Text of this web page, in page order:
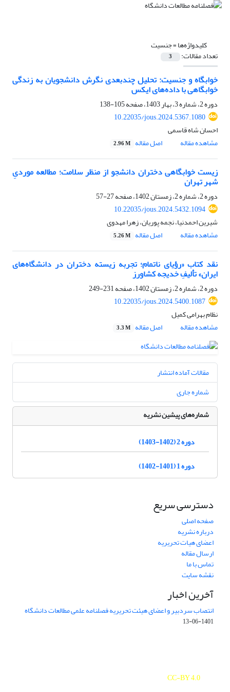
کلیدواژه‌ها =جنسیت
تعداد مقالات: 3
خوابگاه و جنسیت: تحلیل چندبعدی نگرش دانشجویان به زندگی
خوابگاهی با داده‌های ایکس
دوره 2، شماره 3، بهار 1403، صفحه
105-138
10.22035/jous.2024.5367.1080
احسان شاه قاسمی
مشاهده مقاله
اصل مقاله 2.96 M
زیست خوابگاهی دختران دانشجو از منظر سلامت؛ مطالعه موردیِ
شهر تهران
دوره 2، شماره 2، زمستان 1402، صفحه
27-57
10.22035/jous.2024.5432.1094
شیرین احمدنیا، نجمه پوریان، زهرا مهدوی
مشاهده مقاله
اصل مقاله 5.26 M
نقد کتاب «رؤیای ناتمام؛ تجربه زیسته دختران در دانشگاه‌های
ایران» تألیفِ خدیجه کشاورز
دوره 2، شماره 2، زمستان 1402، صفحه
231-249
10.22035/jous.2024.5400.1087
نظام بهرامی کمیل
مشاهده مقاله
اصل مقاله 3.3 M
مقالات آماده انتشار
شماره جاری
شماره‌های پیشین نشریه
دوره 2 (1402-1403)
دوره 1 (1401-1402)
دسترسی سریع
صفحه اصلی
درباره نشریه
اعضای هیات تحریریه
ارسال مقاله
تماس با ما
نقشه سایت
آخرین اخبار
انتصاب سردبیر و اعضای هیئت تحریریه فصلنامه علمی مطالعات دانشگاه
1401-06-13
CC-BY 4.0